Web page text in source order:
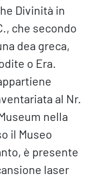
Divinità in
che secondo
dea greca,
o Era.
al Nr.
nella
il Museo
è presente
laser